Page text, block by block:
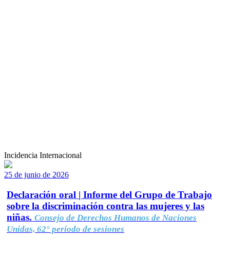
Incidencia Internacional
25 de junio de 2026
Declaración oral | Informe del Grupo de Trabajo
sobre la discriminación contra las mujeres y las
niñas. Consejo de Derechos Humanos de Naciones
Unidas, 62° período de sesiones